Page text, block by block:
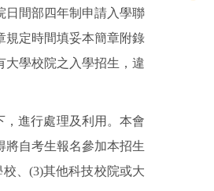
間部四年制申請入學聯
規定時間填妥本簡章附錄
大學校院之入學招生，違
進行處理及利用。本會
將自考生報名參加本招生
、 (3)其他科技校院或大